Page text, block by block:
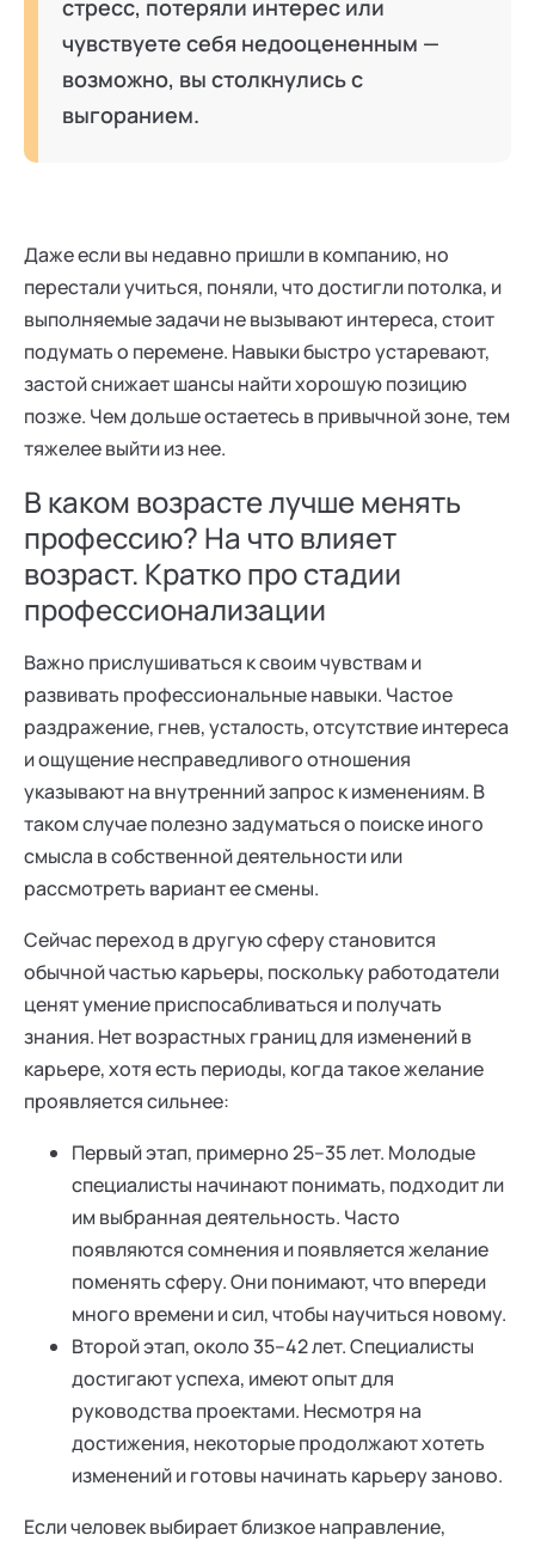
стресс, потеряли интерес или
чувствуете себя недооцененным —
возможно, вы столкнулись с
выгоранием.
Даже если вы недавно пришли в компанию, но
перестали учиться, поняли, что достигли потолка, и
выполняемые задачи не вызывают интереса, стоит
подумать о перемене. Навыки быстро устаревают,
застой снижает шансы найти хорошую позицию
позже. Чем дольше остаетесь в привычной зоне, тем
тяжелее выйти из нее.
В каком возрасте лучше менять
профессию? На что влияет
возраст. Кратко про стадии
профессионализации
Важно прислушиваться к своим чувствам и
развивать профессиональные навыки. Частое
раздражение, гнев, усталость, отсутствие интереса
и ощущение несправедливого отношения
указывают на внутренний запрос к изменениям. В
таком случае полезно задуматься о поиске иного
смысла в собственной деятельности или
рассмотреть вариант ее смены.
Сейчас переход в другую сферу становится
обычной частью карьеры, поскольку работодатели
ценят умение приспосабливаться и получать
знания. Нет возрастных границ для изменений в
карьере, хотя есть периоды, когда такое желание
проявляется сильнее:
Первый этап, примерно 25–35 лет. Молодые
специалисты начинают понимать, подходит ли
им выбранная деятельность. Часто
появляются сомнения и появляется желание
поменять сферу. Они понимают, что впереди
много времени и сил, чтобы научиться новому.
Второй этап, около 35–42 лет. Специалисты
достигают успеха, имеют опыт для
руководства проектами. Несмотря на
достижения, некоторые продолжают хотеть
изменений и готовы начинать карьеру заново.
Если человек выбирает близкое направление,